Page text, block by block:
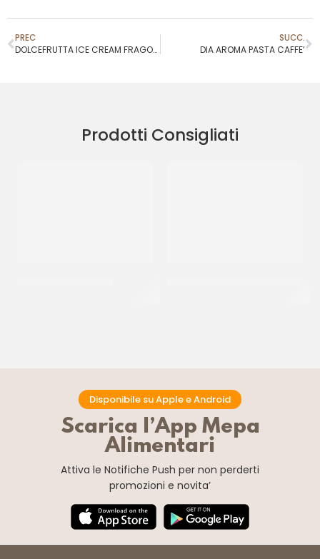
PREC
DOLCEFRUTTA ICE CREAM FRAGOLINA INTERA SELEZIONE
SUCC.
DIA AROMA PASTA CAFFE’
Prodotti Consigliati
Disponibile su Apple e Android
Scarica l’App Mepa
Alimentari
Attiva le Notifiche Push per non perderti
promozioni e novita’